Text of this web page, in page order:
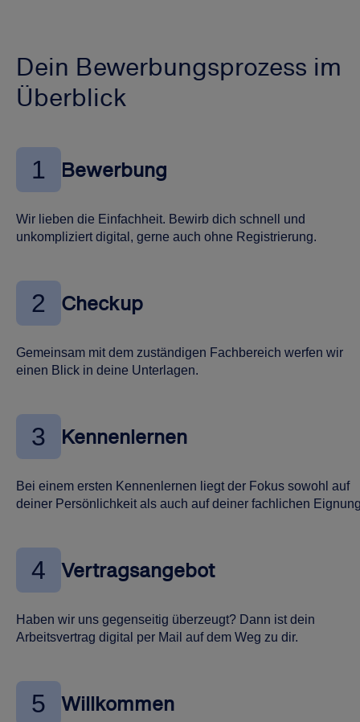
Dein Bewerbungsprozess im
Überblick
1 Bewerbung
Wir lieben die Einfachheit. Bewirb dich schnell und
unkompliziert digital, gerne auch ohne Registrierung.
2 Checkup
Gemeinsam mit dem zuständigen Fachbereich werfen wir
einen Blick in deine Unterlagen.
3 Kennenlernen
Bei einem ersten Kennenlernen liegt der Fokus sowohl auf
deiner Persönlichkeit als auch auf deiner fachlichen
4 Vertragsangebot
Haben wir uns gegenseitig überzeugt? Dann ist dein
Arbeitsvertrag digital per Mail auf dem Weg zu dir.
5 Willkommen